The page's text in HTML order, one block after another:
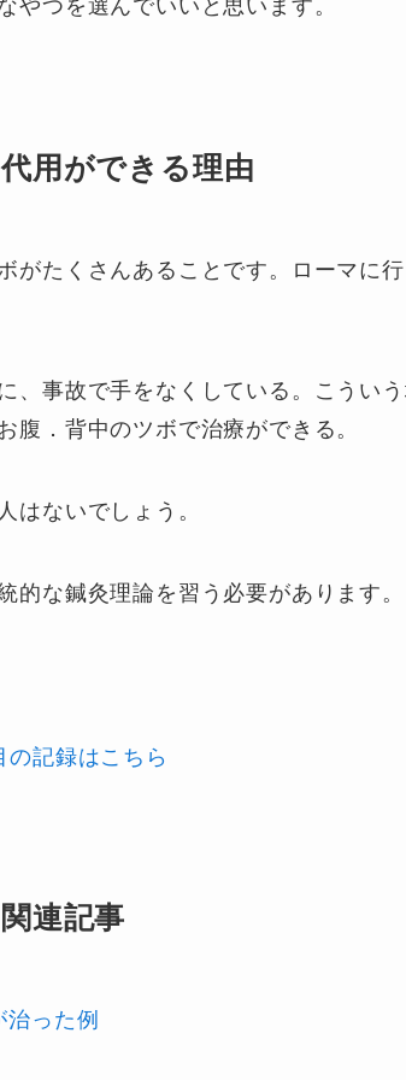
やつを選んでいいと思います。
用ができる理由
がたくさんあることです。ローマに
、事故で手をなくしている。こうい
腹．背中のツボで治療ができる。
はないでしょう。
的な鍼灸理論を習う必要があります。
記録はこちら
連記事
った例